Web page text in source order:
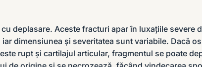
deplasare. Aceste fracturi apar în luxațiile severe
dimensiunea și severitatea sunt variabile. Dacă
rupt și cartilajul articular, fragmentul se poate